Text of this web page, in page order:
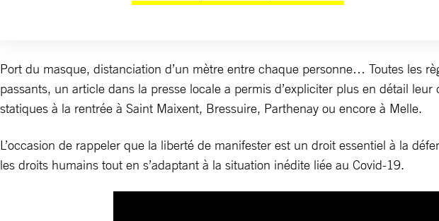
Port du masque, distanciation d’un mètre entre chaque personne… Toutes les
passants, un article dans la presse locale a permis d’expliciter plus en détail
statiques à la rentrée à Saint Maixent, Bressuire, Parthenay ou encore à Melle.
L’occasion de rappeler que la liberté de manifester est un droit essentiel à la
les droits humains tout en s’adaptant à la situation inédite liée au Covid-19.